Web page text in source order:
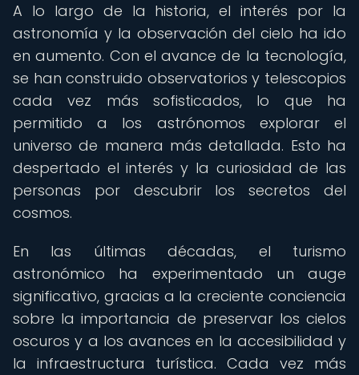
A lo largo de la historia, el interés por la
astronomía y la observación del cielo ha ido
en aumento. Con el avance de la tecnología,
se han construido observatorios y telescopios
cada vez más sofisticados, lo que ha
permitido a los astrónomos explorar el
universo de manera más detallada. Esto ha
despertado el interés y la curiosidad de las
personas por descubrir los secretos del
cosmos.
En las últimas décadas, el turismo
astronómico ha experimentado un auge
significativo, gracias a la creciente conciencia
sobre la importancia de preservar los cielos
oscuros y a los avances en la accesibilidad y
la infraestructura turística. Cada vez más